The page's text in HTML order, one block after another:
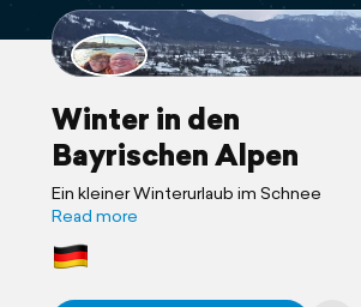
Winter in den
Bayrischen Alpen
Ein kleiner Winterurlaub im Schnee
Read more